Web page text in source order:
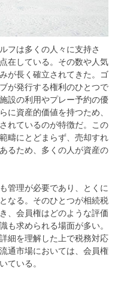
フは多くの人々に支持さ
在している。 その数や人気
が長く確立されてきた。ゴ
が発行する権利のひとつで
設の利用やプレー予約の優
に資産的価値を持つため、
れているのが特徴だ。この
疇にとどまらず、売却すれ
るため、多くの人が資産の
管理が必要であり、とくに
なる。そのひとつが相続税
、会員権はどのような評価
も求められる場面が多い。
細を理解した上で税務対応
通市場においては、会員権
ている。